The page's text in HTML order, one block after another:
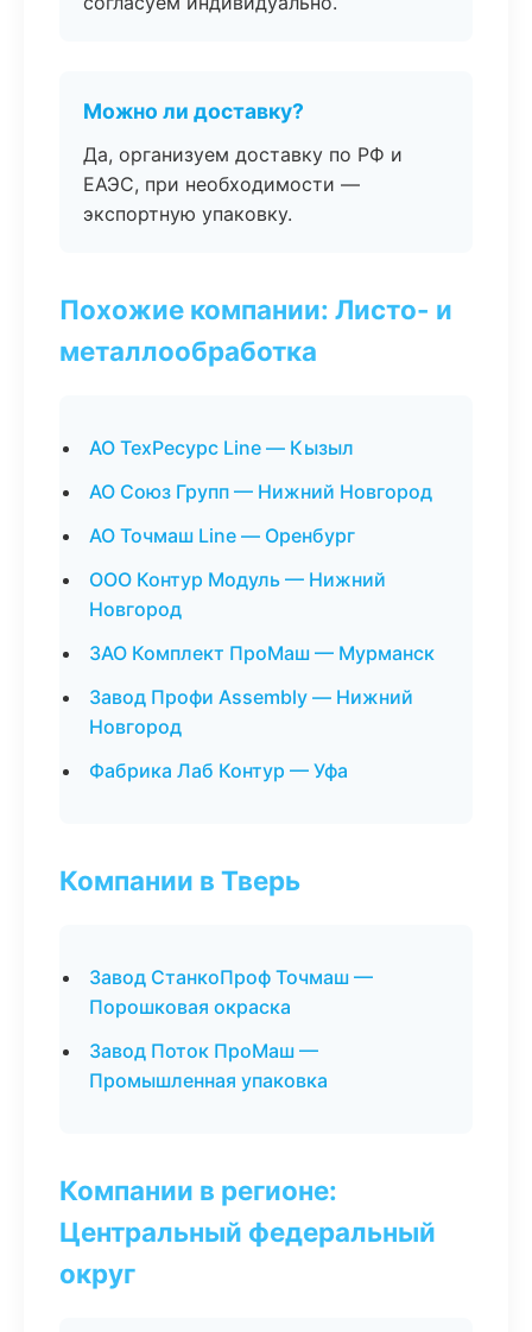
Можно ли доставку?
Да, организуем доставку по РФ и
ЕАЭС, при необходимости —
экспортную упаковку.
Похожие компании: Листо- и
металлообработка
АО ТехРесурс Line — Кызыл
АО Союз Групп — Нижний Новгород
АО Точмаш Line — Оренбург
ООО Контур Модуль — Нижний
Новгород
ЗАО Комплект ПроМаш — Мурманск
Завод Профи Assembly — Нижний
Новгород
Фабрика Лаб Контур — Уфа
Компании в Тверь
Завод СтанкоПроф Точмаш —
Порошковая окраска
Завод Поток ПроМаш —
Промышленная упаковка
Компании в регионе:
Центральный федеральный
округ